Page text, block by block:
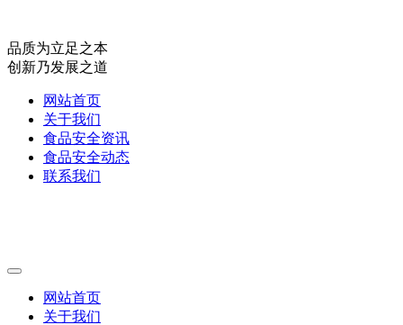
品质为立足之本
创新乃发展之道
网站首页
关于我们
食品安全资讯
食品安全动态
联系我们
网站首页
关于我们